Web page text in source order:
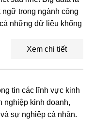
trong ngành công
những dữ liệu khổng
Xem chi tiết
tin các lĩnh vực kinh
nghiệp kinh doanh,
sự nghiệp cá nhân.